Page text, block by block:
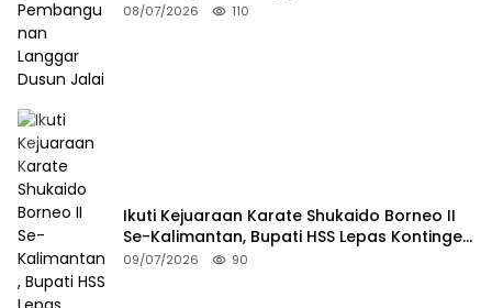
08/07/2026 110
Ikuti Kejuaraan Karate Shukaido Borneo II
Se-Kalimantan, Bupati HSS Lepas Kontingen
FORKI
09/07/2026 90